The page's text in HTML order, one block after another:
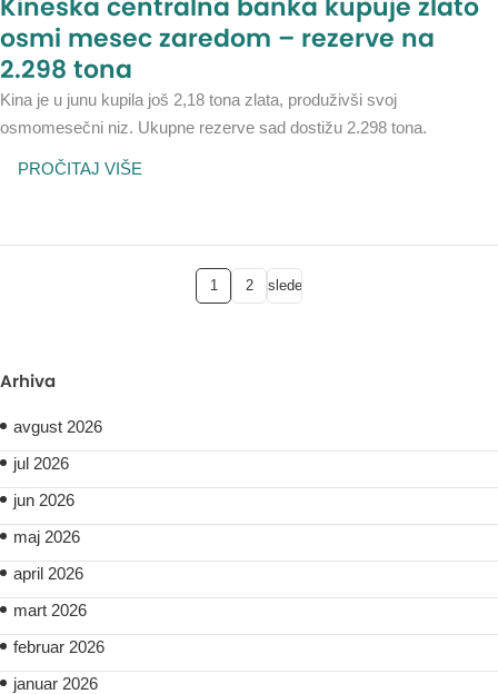
Kineska centralna banka kupuje zlato
osmi mesec zaredom – rezerve na
2.298 tona
Kina je u junu kupila još 2,18 tona zlata, produživši svoj
osmomesečni niz. Ukupne rezerve sad dostižu 2.298 tona.
PROČITAJ VIŠE
1 2 sledeće
Arhiva
avgust 2026
jul 2026
jun 2026
maj 2026
april 2026
mart 2026
februar 2026
januar 2026